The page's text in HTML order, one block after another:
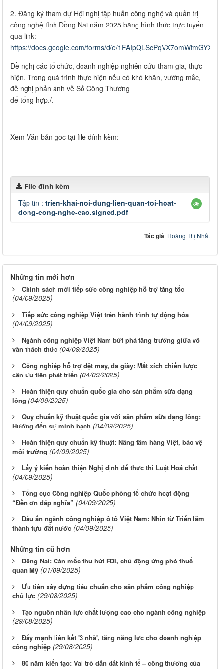
2. Đăng ký tham dự Hội nghị tập huấn công nghệ và quản trị
công nghệ tỉnh Đồng Nai năm 2025 bằng hình thức trực tuyến
qua link:
https://docs.google.com/forms/d/e/
Đề nghị các tổ chức, doanh nghiệp nghiên cứu tham gia, thực
hiện. Trong quá trình thực hiện nếu có khó khăn, vướng mắc,
đề nghị phản ánh về Sở Công Thương
để tổng hợp./.
Xem Văn bản gốc tại file đính kèm:
File đính kèm
Tập tin : trien-khai-noi-dung-lien-quan-toi-hoat-
dong-cong-nghe-cao.signed.pdf
Tác giả: Hoàng Thị Nhất
Những tin mới hơn
Chính sách mới tiếp sức công nghiệp hỗ trợ tăng tốc
(04/09/2025)
Tiếp sức công nghiệp Việt trên hành trình tự động hóa
(04/09/2025)
Ngành công nghiệp Việt Nam bứt phá tăng trưởng giữa vô
vàn thách thức (04/09/2025)
Công nghiệp hỗ trợ dệt may, da giày: Mắt xích chiến lược
cần ưu tiên phát triển (04/09/2025)
Hoàn thiện quy chuẩn quốc gia cho sản phẩm sữa dạng
lỏng (04/09/2025)
Quy chuẩn kỹ thuật quốc gia với sản phẩm sữa dạng lỏng:
Hướng đến sự minh bạch (04/09/2025)
Hoàn thiện quy chuẩn kỹ thuật: Nâng tầm hàng Việt, bảo vệ
môi trường (04/09/2025)
Lấy ý kiến hoàn thiện Nghị định để thực thi Luật Hoá chất
(04/09/2025)
Tổng cục Công nghiệp Quốc phòng tổ chức hoạt động
“Đền ơn đáp nghĩa” (04/09/2025)
Dấu ấn ngành công nghiệp ô tô Việt Nam: Nhìn từ Triển lãm
thành tựu đất nước (04/09/2025)
Những tin cũ hơn
Đồng Nai: Cán mốc thu hút FDI, chủ động ứng phó thuế
quan Mỹ (01/09/2025)
Ưu tiên xây dựng tiêu chuẩn cho sản phẩm công nghiệp
chủ lực (29/08/2025)
Tạo nguồn nhân lực chất lượng cao cho ngành công nghiệp
(29/08/2025)
Đẩy mạnh liên kết '3 nhà', tăng năng lực cho doanh nghiệp
công nghiệp (29/08/2025)
80 năm kiến tạo: Vai trò dẫn dắt kinh tế – công thương của